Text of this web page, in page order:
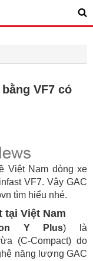
VF7 có
Việt Nam dòng xe
VF7. Vậy GAC
tìm hiểu nhé.
tại Việt Nam
Y Plus) là
(C-Compact) do
năng lượng GAC